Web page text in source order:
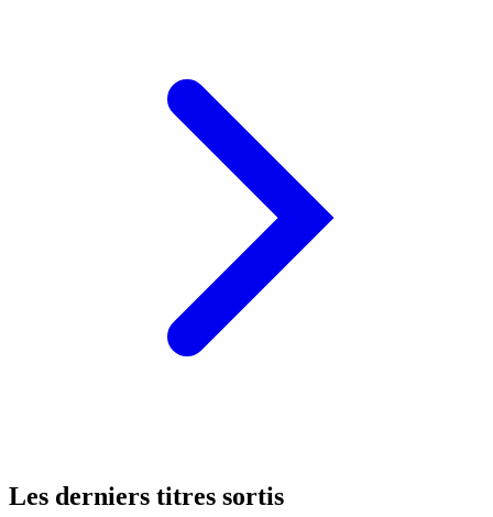
Les derniers titres sortis